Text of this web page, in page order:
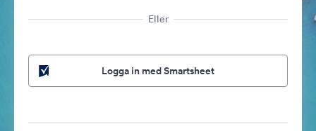
Eller
Logga in med Smartsheet